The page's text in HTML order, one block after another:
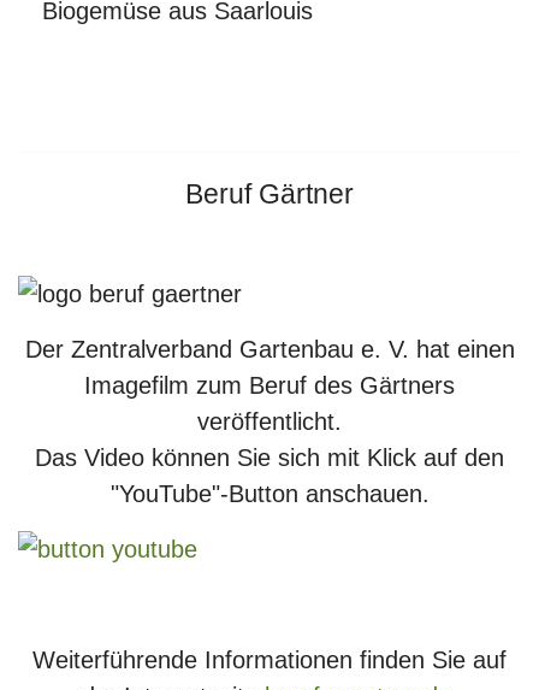
Biogemüse aus Saarlouis
Beruf Gärtner
Der Zentralverband Gartenbau e. V. hat einen
Imagefilm zum Beruf des Gärtners
veröffentlicht.
Das Video können Sie sich mit Klick auf den
"YouTube"-Button anschauen.
Weiterführende Informationen finden Sie auf